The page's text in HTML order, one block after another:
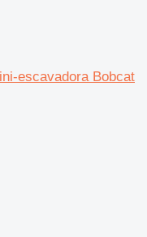
escavadora Bobcat